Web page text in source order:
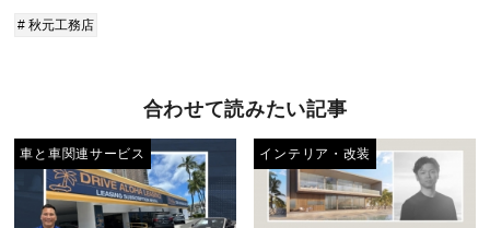
# 秋元工務店
合わせて読みたい記事
車と車関連サービス インテリア・改装